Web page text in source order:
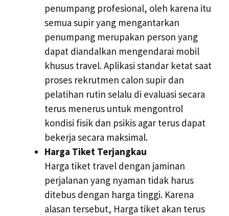
penumpang profesional, oleh karena itu
semua supir yang mengantarkan
penumpang merupakan person yang
dapat diandalkan mengendarai mobil
khusus travel. Aplikasi standar ketat saat
proses rekrutmen calon supir dan
pelatihan rutin selalu di evaluasi secara
terus menerus untuk mengontrol
kondisi fisik dan psikis agar terus dapat
bekerja secara maksimal.
Harga Tiket Terjangkau
Harga tiket travel dengan jaminan
perjalanan yang nyaman tidak harus
ditebus dengan harga tinggi. Karena
alasan tersebut, Harga tiket akan terus